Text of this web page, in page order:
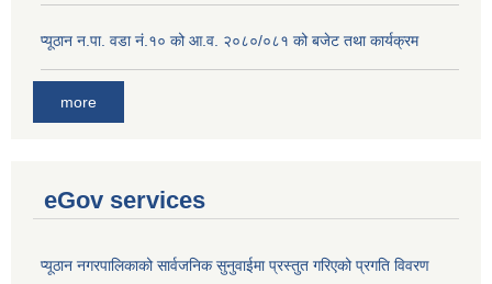
प्यूठान न.पा. वडा नं.१० को आ.व. २०८०/०८१ को बजेट तथा कार्यक्रम
more
eGov services
प्यूठान नगरपालिकाको सार्वजनिक सुनुवाईमा प्रस्तुत गरिएको प्रगति विवरण